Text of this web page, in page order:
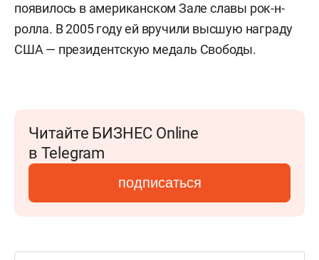
появилось в американском Зале славы рок-н-
ролла. В 2005 году ей вручили высшую награду
США — президентскую медаль Свободы.
Читайте БИЗНЕС Online
в Telegram
подписаться